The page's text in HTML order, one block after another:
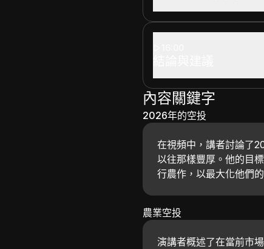
內容關鍵字
2026年的空投
在視頻中，講者討論了
以往那樣豐厚。他的目
行農作，以最大化他們
農業空投
演講者概述了在當前市